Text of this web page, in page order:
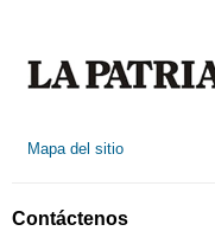
Mapa del sitio
Contáctenos